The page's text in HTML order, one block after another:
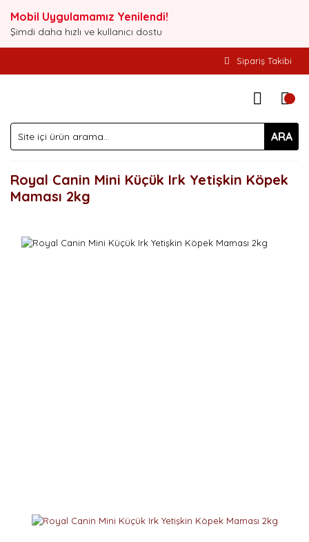
Mobil Uygulamamız Yenilendi!
Şimdi daha hızlı ve kullanıcı dostu
Sipariş Takibi
ARA
Royal Canin Mini Küçük Irk Yetişkin Köpek
Maması 2kg